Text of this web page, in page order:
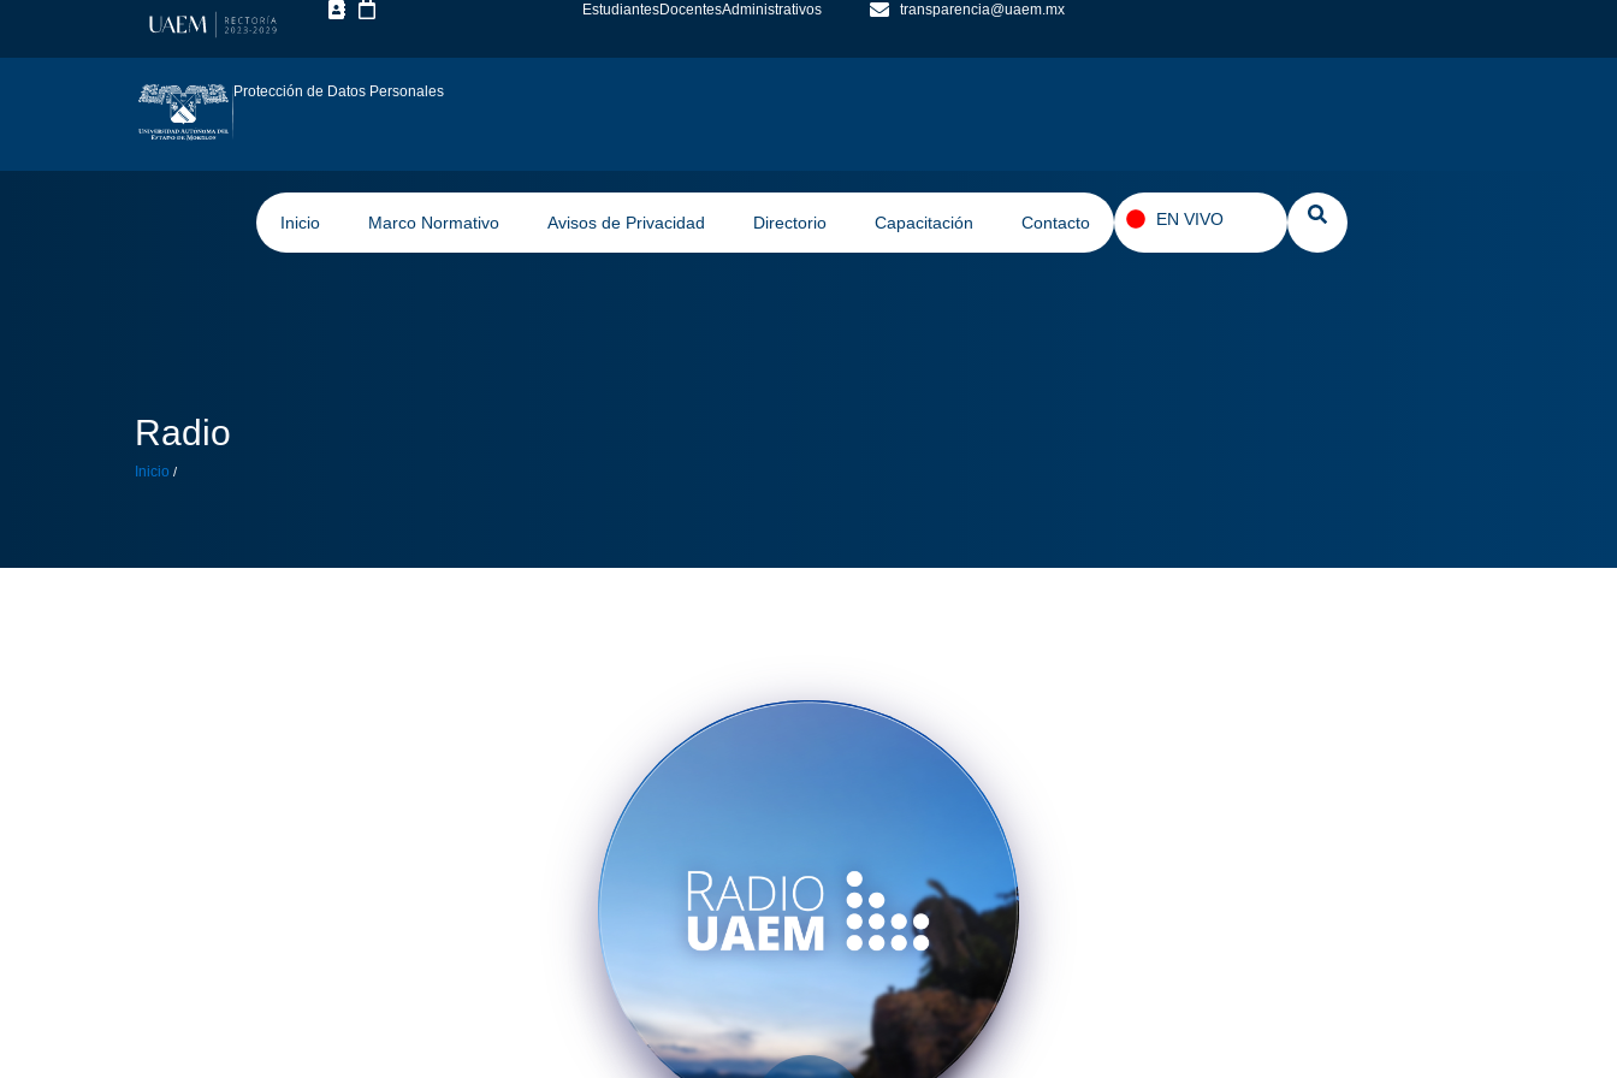
EstudiantesDocentesAdministrativos transparencia@uaem.mx
Protección de Datos Personales
Inicio Marco Normativo Avisos de Privacidad Directorio Capacitación Contacto EN VIVO
Radio
Inicio /